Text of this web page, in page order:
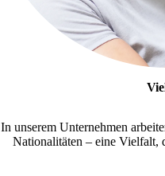
In unserem Unternehmen
Nationalitäten – eine Vielfalt,